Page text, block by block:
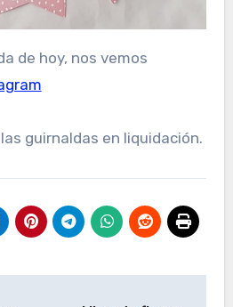
de hoy, nos vemos
guirnaldas en liquidación.